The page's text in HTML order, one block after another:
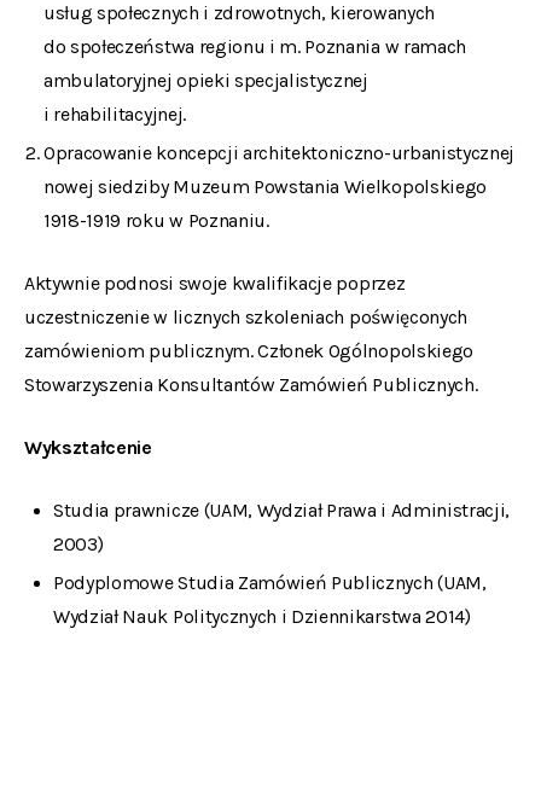
usług społecznych i zdrowotnych, kierowanych
do społeczeństwa regionu i m. Poznania w ramach
ambulatoryjnej opieki specjalistycznej
i rehabilitacyjnej.
Opracowanie koncepcji architektoniczno-urbanistycznej
nowej siedziby Muzeum Powstania Wielkopolskiego
1918-1919 roku w Poznaniu.
Aktywnie podnosi swoje kwalifikacje poprzez
uczestniczenie w licznych szkoleniach poświęconych
zamówieniom publicznym. Członek Ogólnopolskiego
Stowarzyszenia Konsultantów Zamówień Publicznych.
Wykształcenie
Studia prawnicze (UAM, Wydział Prawa i Administracji,
2003)
Podyplomowe Studia Zamówień Publicznych (UAM,
Wydział Nauk Politycznych i Dziennikarstwa 2014)